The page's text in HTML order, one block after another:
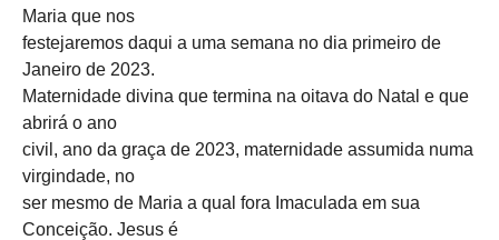
Maria que nos
festejaremos daqui a uma semana no dia primeiro de
Janeiro de 2023.
Maternidade divina que termina na oitava do Natal e que
abrirá o ano
civil, ano da graça de 2023, maternidade assumida numa
virgindade, no
ser mesmo de Maria a qual fora Imaculada em sua
Conceição. Jesus é